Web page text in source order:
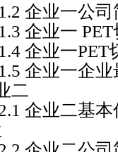
一公司简
一 PET
一PET切
一企业
二
二基本信